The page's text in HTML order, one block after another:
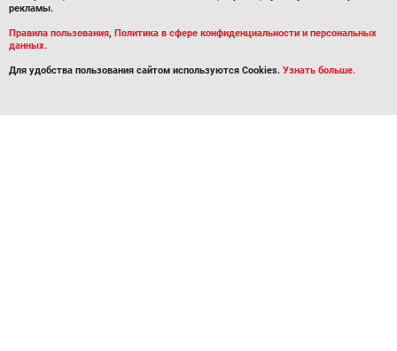
рекламы.
Правила пользования, Политика в сфере конфиденциальности и персональных
данных.
Для удобства пользования сайтом используются Cookies. Узнать больше.